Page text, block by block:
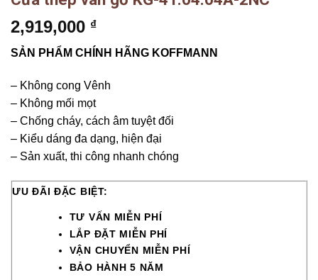
2,919,000 ₫
SẢN PHẨM CHÍNH HÃNG KOFFMANN
– Không cong Vênh
– Không mối mọt
– Chống cháy, cách âm tuyệt đối
– Kiểu dáng đa dạng, hiện đại
– Sản xuất, thi công nhanh chóng
ƯU ĐÃI ĐẶC BIỆT:
TƯ VẤN MIỄN PHÍ
LẮP ĐẶT MIỄN PHÍ
VẬN CHUYỂN MIỄN PHÍ
BẢO HÀNH 5 NĂM